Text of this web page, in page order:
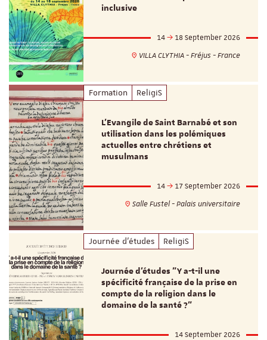
inclusive
14
18 September 2026
VILLA CLYTHIA - Fréjus - France
Formation ReligiS
L’Evangile de Saint Barnabé et son
utilisation dans les polémiques
actuelles entre chrétiens et
musulmans
14
17 September 2026
Salle Fustel - Palais universitaire
Journée d'études ReligiS
Journée d’études "Y a-t-il une
spécificité française de la prise en
compte de la religion dans le
domaine de la santé ?"
14 September 2026